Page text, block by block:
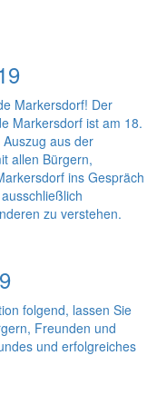
Markersdorf! Der
Markersdorf ist am 18.
aus der
allen Bürgern,
ins Gespräch
zu verstehen.
folgend, lassen Sie
Freunden und
und erfolgreiches